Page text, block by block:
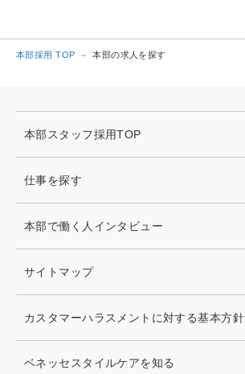
本部採用 TOP 本部の求人を探す
本部スタッフ採用TOP
仕事を探す
本部で働く人インタビュー
サイトマップ
カスタマーハラスメントに対する基本方針
ベネッセスタイルケアを知る